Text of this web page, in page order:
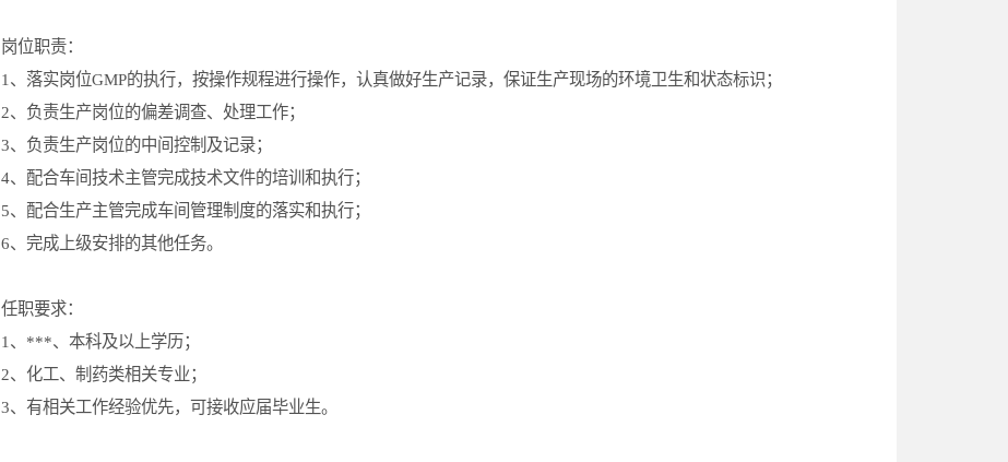
岗位职责：
1 、落实岗位GMP的执行，按操作规程进行操作，认真做好生产记录，保证生产现场的环境卫生和状态标识；
2、负责生产岗位的偏差调查、处理工作；
3、负责生产岗位的中间控制及记录；
4、配合车间技术主管完成技术文件的培训和执行；
5、配合生产主管完成车间管理制度的落实和执行；
6、完成上级安排的其他任务。
任职要求：
1 、***、本科及以上学历；
2、化工、制药类相关专业；
3、有相关工作经验优先，可接收应届毕业生。